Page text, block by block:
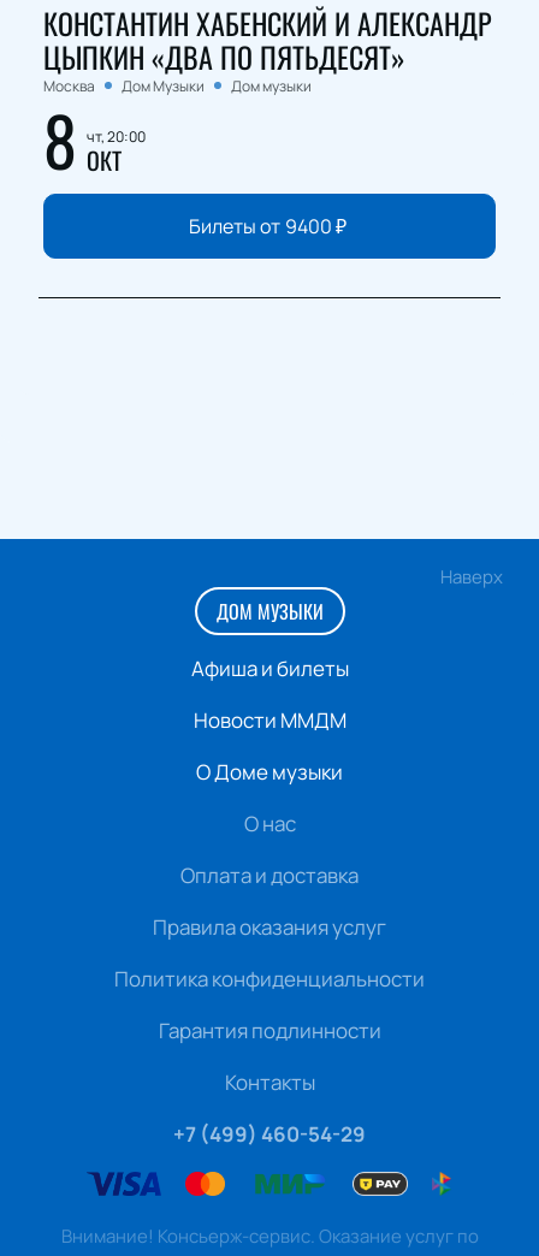
КОНСТАНТИН ХАБЕНСКИЙ И АЛЕКСАНДР
ЦЫПКИН «ДВА ПО ПЯТЬДЕСЯТ»
Москва Дом Музыки Дом музыки
8 чт, 20:00
ОКТ
Билеты от 9400₽
Наверх
ДОМ МУЗЫКИ
Афиша и билеты
Новости ММДМ
О Доме музыки
О нас
Оплата и доставка
Правила оказания услуг
Политика конфиденциальности
Гарантия подлинности
Контакты
+7 (499) 460-54-29
Внимание! Консьерж-сервис. Оказание услуг по